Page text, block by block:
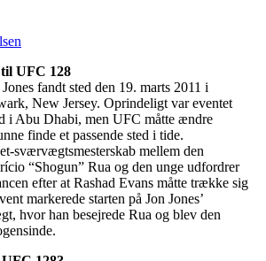
UFC 128
fandt sted den 19. marts 2011 i
New Jersey. Oprindeligt var eventet
i Abu Dhabi, men UFC måtte ændre
finde et passende sted i tide.
sværvægtsmesterskab mellem den
“Shogun” Rua og den unge udfordrer
efter at Rashad Evans måtte trække sig
markerede starten på Jon Jones’
hvor han besejrede Rua og blev den